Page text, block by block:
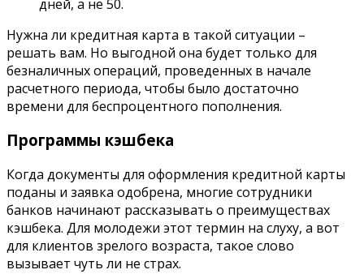
дней, а не 50.
Нужна ли кредитная карта в такой ситуации –
решать вам. Но выгодной она будет только для
безналичных операций, проведенных в начале
расчетного периода, чтобы было достаточно
времени для беспроцентного пополнения.
Программы кэшбека
Когда документы для оформления кредитной карты
поданы и заявка одобрена, многие сотрудники
банков начинают рассказывать о преимуществах
кэшбека. Для молодежи этот термин на слуху, а вот
для клиентов зрелого возраста, такое слово
вызывает чуть ли не страх.